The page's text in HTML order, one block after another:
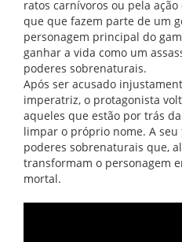
ratos carnívoros ou pela
que que fazem parte de um
personagem principal do
ganhar a vida como um
poderes sobrenaturais.
Após ser acusado
imperatriz, o protagonista
aqueles que estão por trás
limpar o próprio nome. A seu
poderes sobrenaturais que,
transformam o personagem
mortal.